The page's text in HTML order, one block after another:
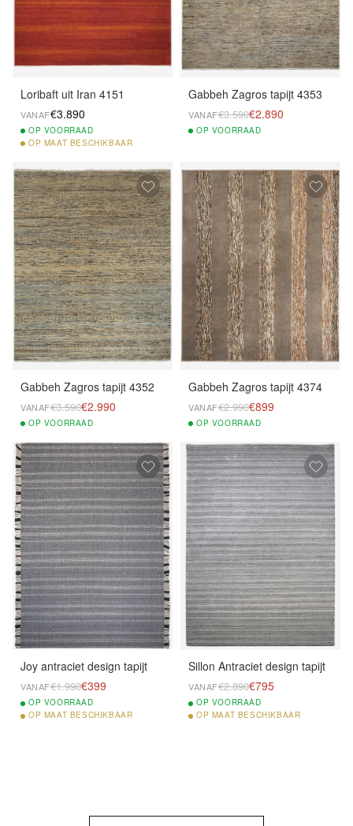
Loribaft uit Iran 4151
VANAF€3.890
OP VOORRAAD
OP MAAT BESCHIKBAAR
Gabbeh Zagros tapijt 4353
VANAF€3.590€2.890
OP VOORRAAD
Gabbeh Zagros tapijt 4352
VANAF€3.590€2.990
OP VOORRAAD
Gabbeh Zagros tapijt 4374
VANAF€2.990€899
OP VOORRAAD
Joy antraciet design tapijt
VANAF€1.990€399
OP VOORRAAD
OP MAAT BESCHIKBAAR
Sillon Antraciet design tapijt
VANAF€2.890€795
OP VOORRAAD
OP MAAT BESCHIKBAAR